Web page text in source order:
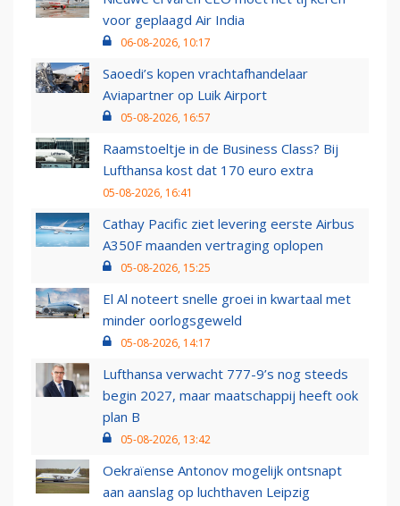
voor geplaagd Air India
06-08-2026, 10:17
Saoedi’s kopen vrachtafhandelaar
Aviapartner op Luik Airport
05-08-2026, 16:57
Raamstoeltje in de Business Class? Bij
Lufthansa kost dat 170 euro extra
05-08-2026, 16:41
Cathay Pacific ziet levering eerste Airbus
A350F maanden vertraging oplopen
05-08-2026, 15:25
El Al noteert snelle groei in kwartaal met
minder oorlogsgeweld
05-08-2026, 14:17
Lufthansa verwacht 777-9’s nog steeds
begin 2027, maar maatschappij heeft ook
plan B
05-08-2026, 13:42
Oekraïense Antonov mogelijk ontsnapt
aan aanslag op luchthaven Leipzig